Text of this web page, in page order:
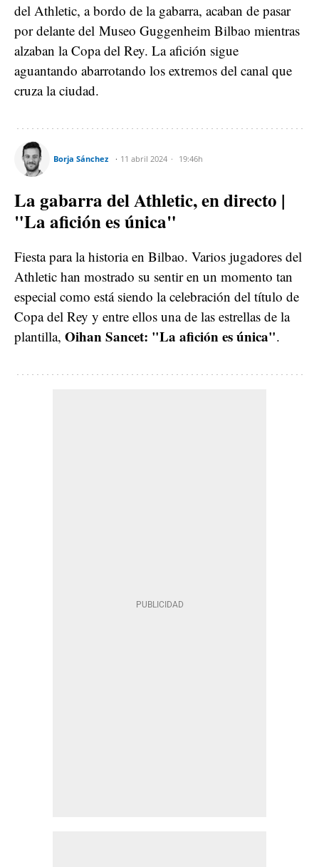
del Athletic, a bordo de la gabarra, acaban de pasar
por delante del Museo Guggenheim Bilbao mientras
alzaban la Copa del Rey. La afición sigue
aguantando abarrotando los extremos del canal que
cruza la ciudad.
Borja Sánchez 11 abril 2024 19:46h
La gabarra del Athletic, en directo |
"La afición es única"
Fiesta para la historia en Bilbao. Varios jugadores del
Athletic han mostrado su sentir en un momento tan
especial como está siendo la celebración del título de
Copa del Rey y entre ellos una de las estrellas de la
plantilla, Oihan Sancet: "La afición es única".